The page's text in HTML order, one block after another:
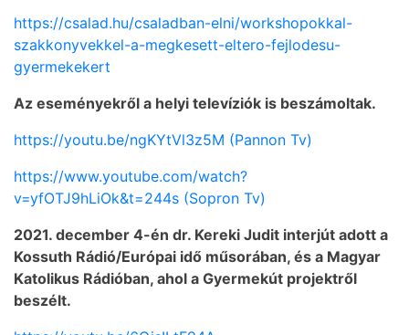
https://csalad.hu/csaladban-elni/workshopokkal-
szakkonyvekkel-a-megkesett-eltero-fejlodesu-
gyermekekert
Az eseményekről a helyi televíziók is beszámoltak.
https://youtu.be/ngKYtVl3z5M (Pannon Tv)
https://www.youtube.com/watch?
v=yfOTJ9hLiOk&t=244s (Sopron Tv)
2021. december 4-én dr. Kereki Judit interjút adott a
Kossuth Rádió/Európai idő műsorában, és a Magyar
Katolikus Rádióban, ahol a Gyermekút projektről
beszélt.